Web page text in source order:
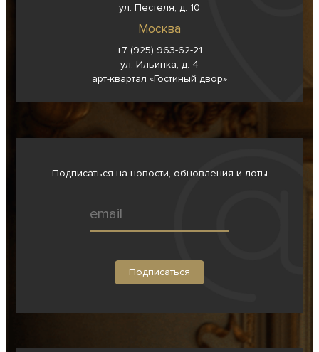
ул. Пестеля, д. 10
Москва
+7 (925) 963-62-21
ул. Ильинка, д. 4
арт-квартал «Гостиный двор»
Подписаться на новости, обновления и лоты